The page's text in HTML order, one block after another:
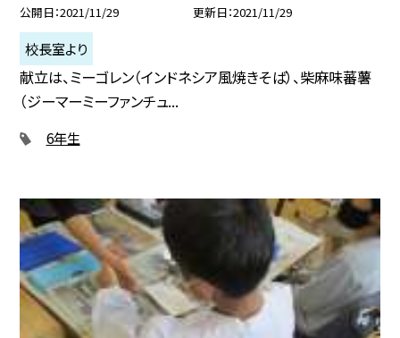
公開日 2021/11/29 更新日 2021/11/29
校長室より
献立は、ミーゴレン（インドネシア風焼きそば）、柴麻味蕃薯
（ジーマーミーファンチュ...
6年生